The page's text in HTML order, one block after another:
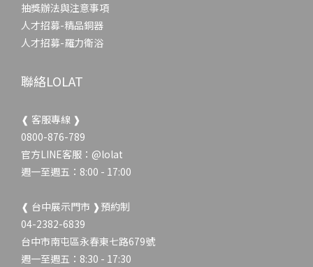
抽獎辦法與注意事項
人才招募-精品銅器
人才招募-羅力衛浴
聯絡LOLAT
❰ 客服專線 ❱
0800-876-789
官方LINE客服： @lolat
週一至週五：8:00 - 17:00
❰ 台中展示門市 ❱預約制
04-2382-6839
台中市南屯區永春東七路679號
週一至週五：8:30 - 17:30